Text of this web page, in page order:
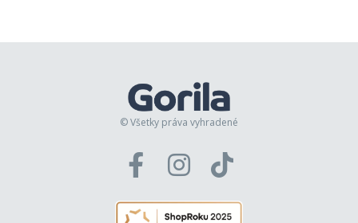
© Všetky práva vyhradené